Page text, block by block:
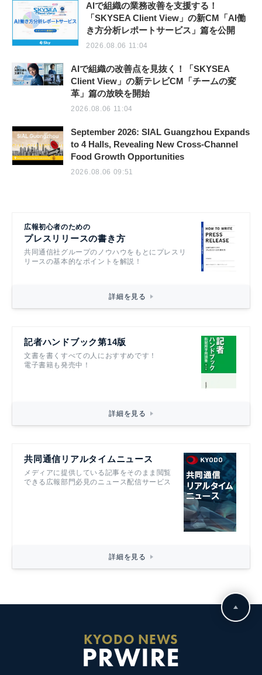
AIで組織の業務改善を支援する！
「SKYSEA Client View」の新CM「AI働
き方分析レポートサービス」篇を公開
2026.08.06 11:04
AIで組織の改善点を見抜く！「SKYSEA
Client View」の新テレビCM「チームの変
革」篇の放映を開始
2026.08.06 11:04
September 2026: SIAL Guangzhou Expands
to 4 Halls, Revealing New Cross-Channel
Food Growth Opportunities
2026.08.06 09:51
広報初心者のための
プレスリリースの書き方
共同通信社グループのノウハウをもとにプレスリ
リースの基本的なポイントを解説！
詳細を見る
記者ハンドブック第14版
文書を書くすべての人におすすめです！
電子書籍も発売中！
詳細を見る
共同通信リアルタイムニュース
メディアに提供している記事をそのまま閲覧
できる広報部門必見のニュース配信サービス
詳細を見る
KYODO NEWS
PRWIRE